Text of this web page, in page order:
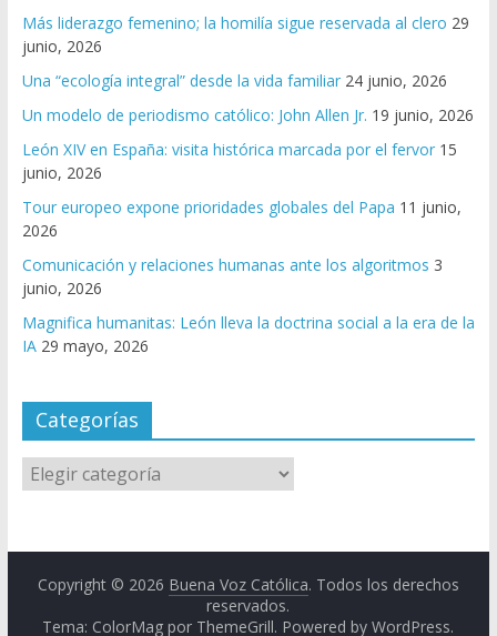
Más liderazgo femenino; la homilía sigue reservada al clero 29
junio, 2026
Una “ecología integral” desde la vida familiar 24 junio, 2026
Un modelo de periodismo católico: John Allen Jr. 19 junio, 2026
León XIV en España: visita histórica marcada por el fervor 15
junio, 2026
Tour europeo expone prioridades globales del Papa 11 junio,
2026
Comunicación y relaciones humanas ante los algoritmos 3
junio, 2026
Magnifica humanitas: León lleva la doctrina social a la era de la
IA 29 mayo, 2026
Categorías
Copyright © 2026 Buena Voz Católica. Todos los derechos
reservados.
Tema: ColorMag por ThemeGrill. Powered byWordPress.